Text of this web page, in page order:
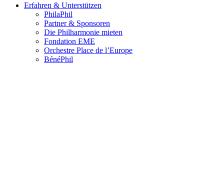
Erfahren & Unterstützen
PhilaPhil
Partner & Sponsoren
Die Philharmonie mieten
Fondation EME
Orchestre Place de l’Europe
BénéPhil